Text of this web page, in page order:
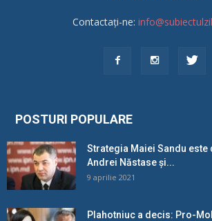
Contactați-ne:
POSTURI POPULARE
Strategia Maiei Sandu
Andrei Năstase și...
9 aprilie 2021
Plahotniuc a decis: Pro-